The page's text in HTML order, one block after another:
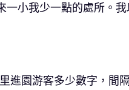
一小我少一點的處所。
園游客多少數字，間